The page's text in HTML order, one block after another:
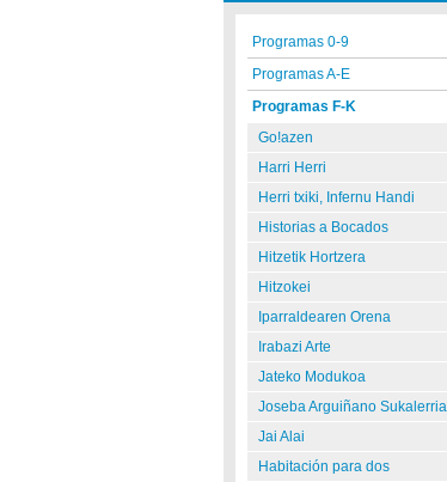
Programas 0-9
Programas A-E
Programas F-K
Go!azen
Harri Herri
Herri txiki, Infernu Handi
Historias a Bocados
Hitzetik Hortzera
Hitzokei
Iparraldearen Orena
Irabazi Arte
Jateko Modukoa
Joseba Arguiñano
Jai Alai
Habitación para dos